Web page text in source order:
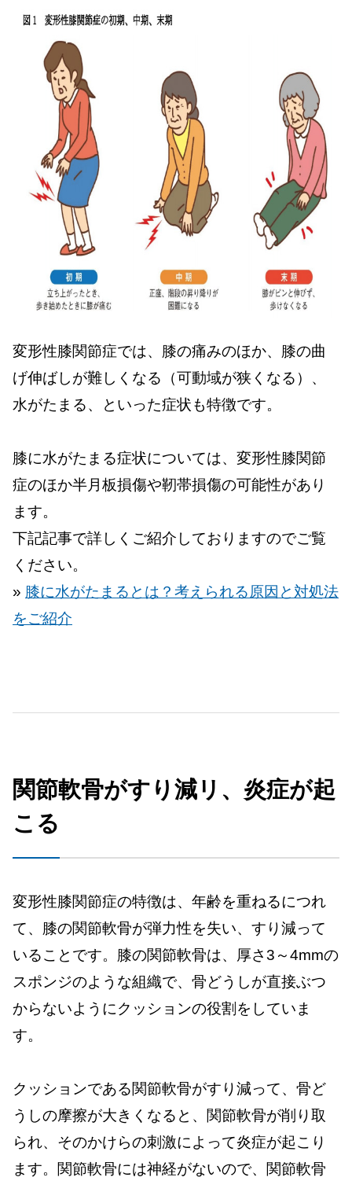
変形性膝関節症では、膝の痛みのほか、膝の曲
げ伸ばしが難しくなる（可動域が狭くなる）、
水がたまる、といった症状も特徴です。
膝に水がたまる症状については、変形性膝関節
症のほか半月板損傷や靭帯損傷の可能性があり
ます。
下記記事で詳しくご紹介しておりますのでご覧
ください。
» 膝に水がたまるとは？考えられる原因と対処法
をご紹介
関節軟骨がすり減リ、炎症が起
こる
変形性膝関節症の特徴は、年齢を重ねるにつれ
て、膝の関節軟骨が弾力性を失い、すり減って
いることです。膝の関節軟骨は、厚さ3～4mmの
スポンジのような組織で、骨どうしが直接ぶつ
からないようにクッションの役割をしていま
す。
クッションである関節軟骨がすり減って、骨ど
うしの摩擦が大きくなると、関節軟骨が削り取
られ、そのかけらの刺激によって炎症が起こり
ます。関節軟骨には神経がないので、関節軟骨